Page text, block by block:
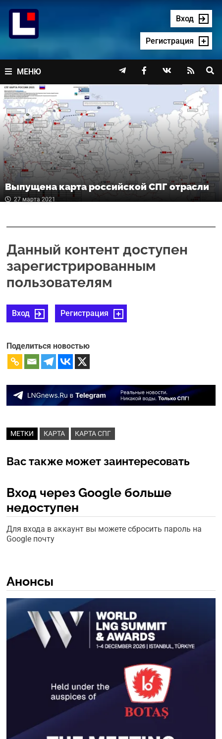
содержимому
Вход
Регистрация
МЕНЮ    
Выпущена карта российской СПГ отрасли
27 марта 2021
Данный контент доступен
зарегистрированным
пользователям
Вход Регистрация
Поделиться новостью
МЕТКИ КАРТА КАРТА СПГ
Вас также может заинтересовать
Вход через Google больше
недоступен
Для входа в аккаунт вы можете сбросить пароль на
Google почту
Анонсы